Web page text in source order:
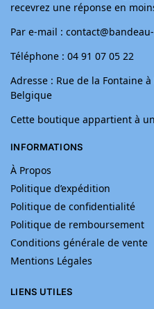
recevrez une réponse en
Par e-mail :
Téléphone : 04 91 07 05 22
Adresse : Rue de la Fontaine
Belgique
Cette boutique appartient à
INFORMATIONS
À Propos
Politique d’expédition
Politique de confidentialité
Politique de remboursement
Conditions générale de vente
Mentions Légales
LIENS UTILES